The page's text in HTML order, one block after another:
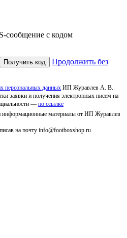
сообщение с кодом
Продолжить без
персональных данных ИП Журавлев А. В.
заявки и получения электронных писем на
— по ссылке
информационные материалы от ИП Журавлев
на почту info@footboxshop.ru